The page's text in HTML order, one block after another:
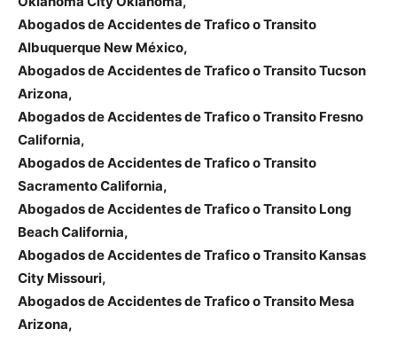
Abogados de Accidentes de Trafico o Transito
Albuquerque New México,
Abogados de Accidentes de Trafico o Transito Tucson
Arizona,
Abogados de Accidentes de Trafico o Transito Fresno
California,
Abogados de Accidentes de Trafico o Transito
Sacramento California,
Abogados de Accidentes de Trafico o Transito Long
Beach California,
Abogados de Accidentes de Trafico o Transito Kansas
City Missouri,
Abogados de Accidentes de Trafico o Transito Mesa
Arizona,